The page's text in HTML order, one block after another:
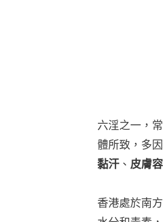
六淫之一，
體所致，多
黏汗 、 皮膚
香港處於南